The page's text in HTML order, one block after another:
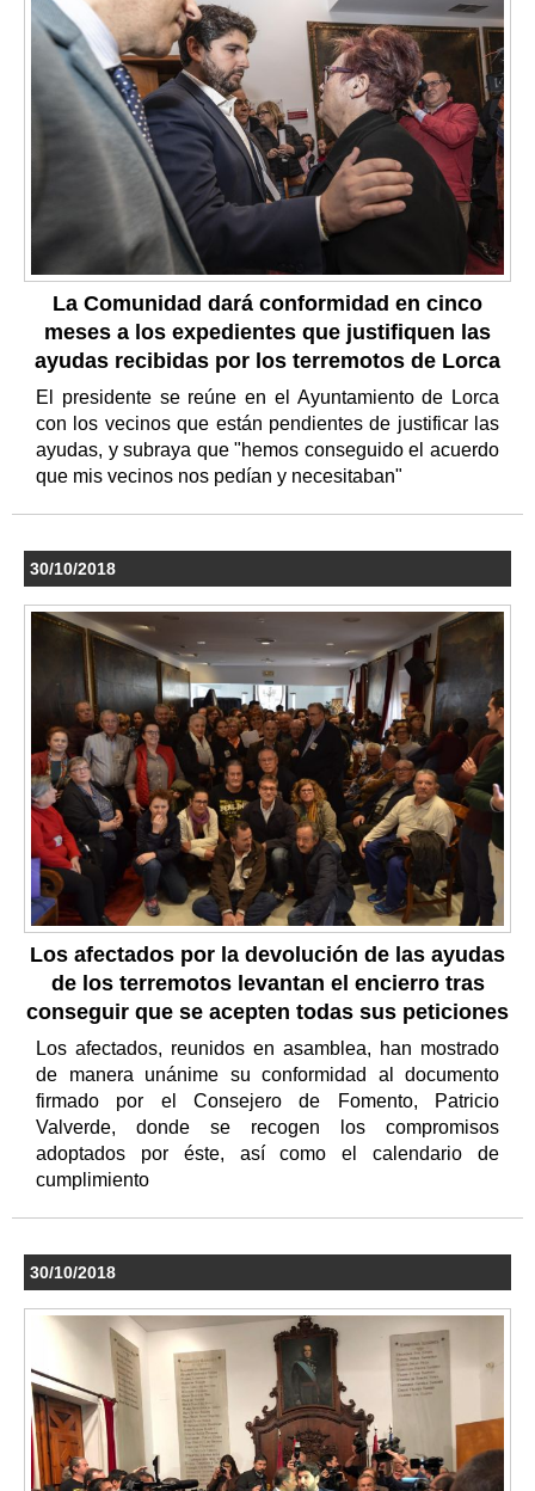
La Comunidad dará conformidad en cinco
meses a los expedientes que justifiquen las
ayudas recibidas por los terremotos de Lorca
El presidente se reúne en el Ayuntamiento de Lorca
con los vecinos que están pendientes de justificar las
ayudas, y subraya que "hemos conseguido el acuerdo
que mis vecinos nos pedían y necesitaban"
30/10/2018
Los afectados por la devolución de las ayudas
de los terremotos levantan el encierro tras
conseguir que se acepten todas sus peticiones
Los afectados, reunidos en asamblea, han mostrado
de manera unánime su conformidad al documento
firmado por el Consejero de Fomento, Patricio
Valverde, donde se recogen los compromisos
adoptados por éste, así como el calendario de
cumplimiento
30/10/2018